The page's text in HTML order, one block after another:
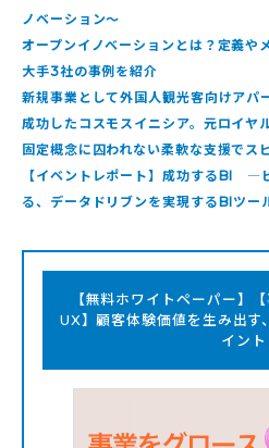
ノベーション〜
オープンイノベーションとは？定義や
大手3社の事例を紹介
新規事業として外国人観光客向けアパ
成功したコスモスイニシア。元ロイヤ
固定概念に囚われない柔軟な支援でス
【イベントレポート】成功するBI ―
る、データドリブンを実現するBIツ
【無料ホワイトペーパー】
UX】顧客体験価値を生み出す
イント